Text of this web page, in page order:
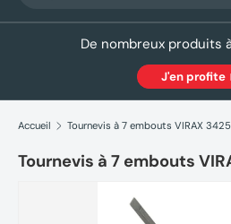
De nombreux produits
J'en profite
Accueil Tournevis à 7 embouts VIRAX
Tournevis à 7 embouts